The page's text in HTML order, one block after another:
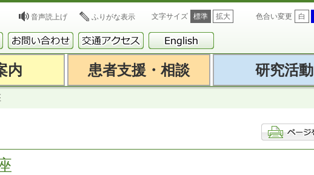
音声読上げ ふりがな表示 文字サイズ 標準 拡大 色合い変更 白
内 患者支援・相談 研究活動